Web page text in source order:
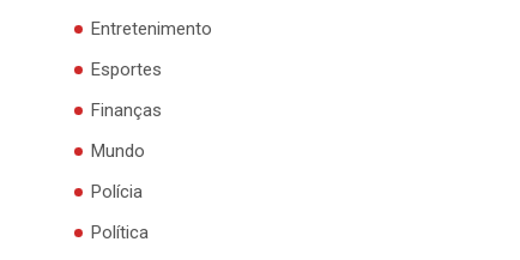
Entretenimento
Esportes
Finanças
Mundo
Polícia
Política